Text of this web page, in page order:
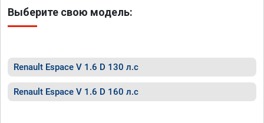
Выберите свою модель:
Renault Espace V 1.6 D 130 л.с
Renault Espace V 1.6 D 160 л.с